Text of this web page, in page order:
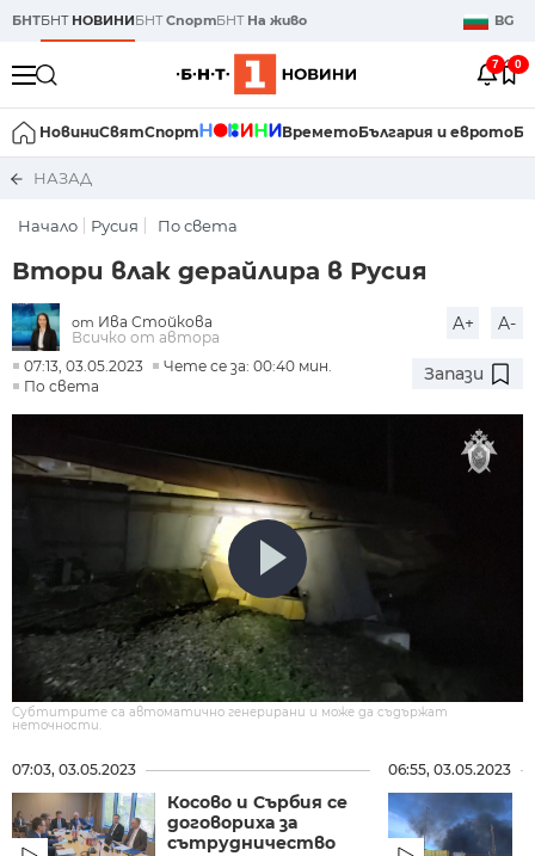
БНТБНТ НОВИНИБНТСпортБНТ На живо BG
7 0
НовиниСвятСпорт ВреметоБългария и еврото
НАЗАД
Начало Русия По света
Втори влак дерайлира в Русия
от Ива Стойкова
Всичко от автора
A+ A-
07:13, 03.05.2023
Чете се за: 00:40 мин.
По света
Запази
Субтитрите са автоматично генерирани и може да съдържат
неточности.
07:03, 03.05.2023
Косово и Сърбия се
договориха за
сътрудничество
06:55, 03.05.2023